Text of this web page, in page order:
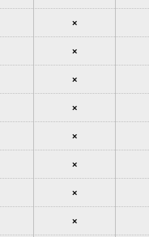
×
×
×
×
×
×
×
×